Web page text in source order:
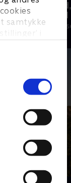
samtykke
i
beliggenhed
Livsstil • 18